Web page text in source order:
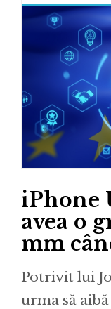
iPhone
avea o
mm
Potrivit lui
urma să